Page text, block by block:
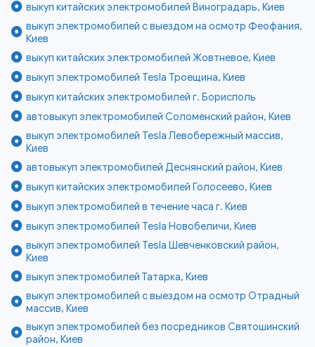
выкуп китайских электромобилей Виноградарь, Киев
выкуп электромобилей с выездом на осмотр Феофания,
Киев
выкуп китайских электромобилей Жовтневое, Киев
выкуп электромобилей Tesla Троещина, Киев
выкуп китайских электромобилей г. Борисполь
автовыкуп электромобилей Соломенский район, Киев
выкуп электромобилей Tesla Левобережный массив,
Киев
автовыкуп электромобилей Деснянский район, Киев
выкуп китайских электромобилей Голосеево, Киев
выкуп электромобилей в течение часа г. Киев
выкуп электромобилей Tesla Новобеличи, Киев
выкуп электромобилей Tesla Шевченковский район,
Киев
выкуп электромобилей Татарка, Киев
выкуп электромобилей с выездом на осмотр Отрадный
массив, Киев
выкуп электромобилей без посредников Святошинский
район, Киев